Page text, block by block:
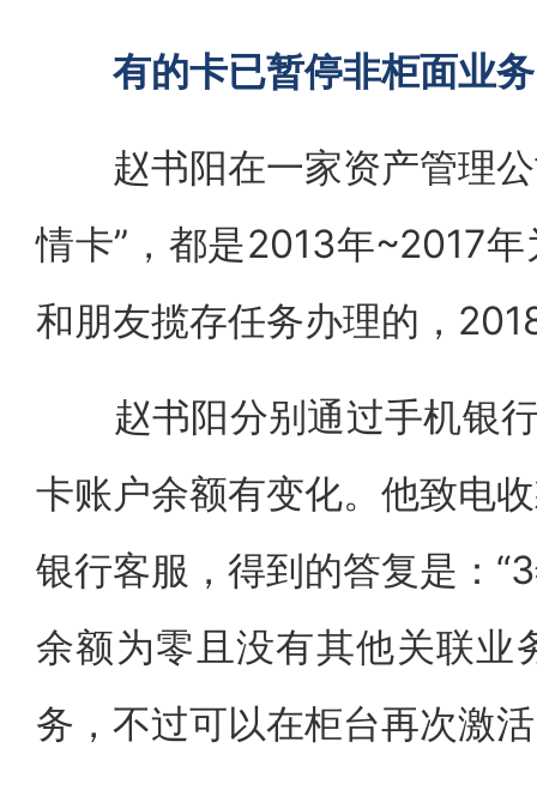
有的卡已暂停非柜面业务
赵书阳在一家资产管理公
情卡”，都是2013年~2017
和朋友揽存任务办理的，
赵书阳分别通过手机银行
卡账户余额有变化。他致电
银行客服，得到的答复是：
余额为零且没有其他关联业
务，不过可以在柜台再次激